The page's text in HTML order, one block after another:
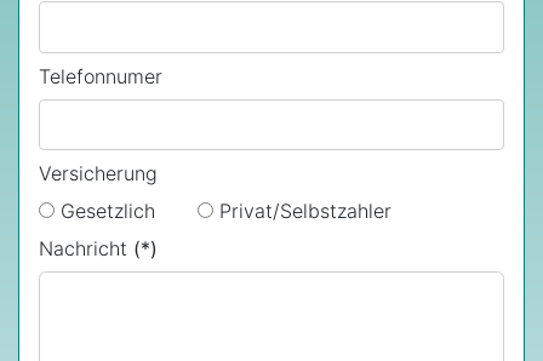
Telefonnumer
Versicherung
Gesetzlich
Privat/Selbstzahler
Nachricht (*)